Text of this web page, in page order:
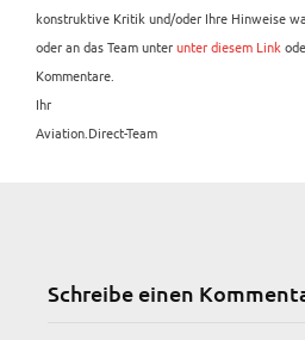
konstruktive Kritik und/oder Ihre Hinweise
oder an das Team unterunter diesem Link
Kommentare.
Ihr
Aviation.Direct-Team
Schreibe einen